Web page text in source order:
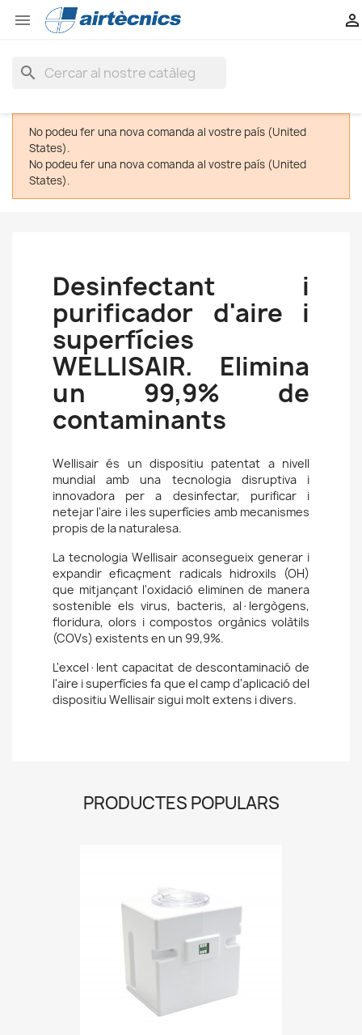
 
search
No podeu fer una nova comanda al vostre país (United
States).
No podeu fer una nova comanda al vostre país (United
States).
Desinfectant i
purificador d'aire i
superfícies
WELLISAIR. Elimina
un 99,9% de
contaminants
Wellisair és un dispositiu patentat a nivell
mundial amb una tecnologia disruptiva i
innovadora per a desinfectar, purificar i
netejar l'aire i les superfícies amb mecanismes
propis de la naturalesa.
La tecnologia Wellisair aconsegueix generar i
expandir eficaçment radicals hidroxils (OH)
que mitjançant l'oxidació eliminen de manera
sostenible els virus, bacteris, al·lergògens,
floridura, olors i compostos orgànics volàtils
(COVs) existents en un 99,9%.
L'excel·lent capacitat de descontaminació de
l'aire i superfícies fa que el camp d'aplicació del
dispositiu Wellisair sigui molt extens i divers.
PRODUCTES POPULARS